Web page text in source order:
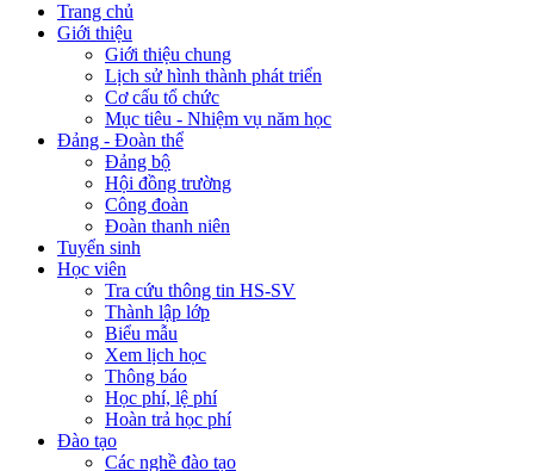
Trang chủ
Giới thiệu
Giới thiệu chung
Lịch sử hình thành phát triển
Cơ cấu tổ chức
Mục tiêu - Nhiệm vụ năm học
Đảng - Đoàn thể
Đảng bộ
Hội đồng trường
Công đoàn
Đoàn thanh niên
Tuyển sinh
Học viên
Tra cứu thông tin HS-SV
Thành lập lớp
Biểu mẫu
Xem lịch học
Thông báo
Học phí, lệ phí
Hoàn trả học phí
Đào tạo
Các nghề đào tạo